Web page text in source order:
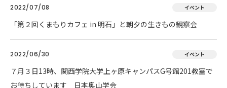
2022/07/08 イベント
「第２回くまもりカフェ in 明石」と朝夕の生きもの観察会
2022/06/30 イベント
７月３日13時、関西学院大学上ヶ原キャンパスG号館201教室で
お待ちしています 日本奥山学会